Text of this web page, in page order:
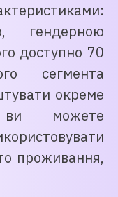
гендерною
доступно 70
сегмента
окреме
ви можете
проживання,